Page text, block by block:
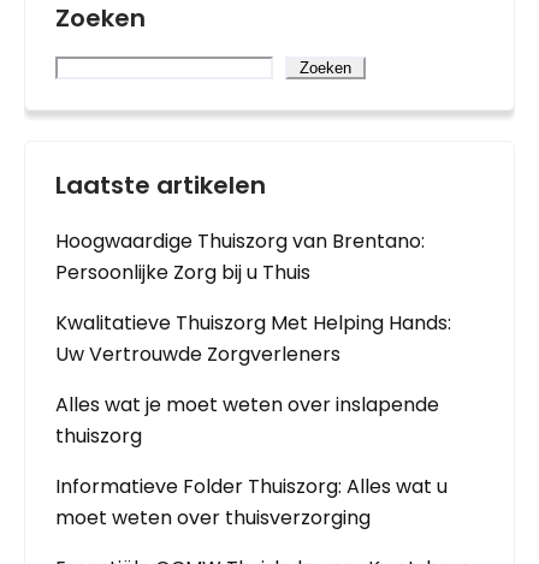
Zoeken
Zoeken
Laatste artikelen
Hoogwaardige Thuiszorg van Brentano:
Persoonlijke Zorg bij u Thuis
Kwalitatieve Thuiszorg Met Helping Hands:
Uw Vertrouwde Zorgverleners
Alles wat je moet weten over inslapende
thuiszorg
Informatieve Folder Thuiszorg: Alles wat u
moet weten over thuisverzorging